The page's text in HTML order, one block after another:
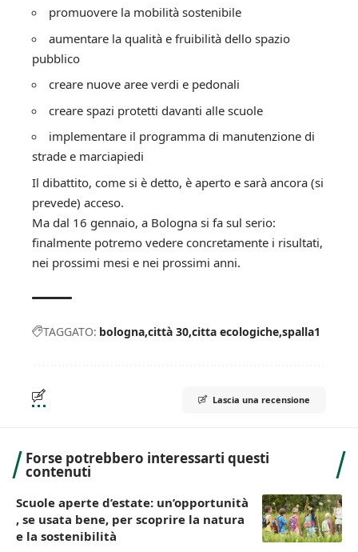
promuovere la mobilità sostenibile
aumentare la qualità e fruibilità dello spazio
pubblico
creare nuove aree verdi e pedonali
creare spazi protetti davanti alle scuole
implementare il programma di manutenzione di
strade e marciapiedi
Il dibattito, come si è detto, è aperto e sarà ancora (si
prevede) acceso.
Ma dal 16 gennaio, a Bologna si fa sul serio:
finalmente potremo vedere concretamente i risultati,
nei prossimi mesi e nei prossimi anni.
TAGGATO: bologna città 30 citta ecologiche spalla1
Lascia una recensione
Forse potrebbero interessarti questi
contenuti
Scuole aperte d’estate: un’opportunità
, se usata bene, per scoprire la natura
e la sostenibilità